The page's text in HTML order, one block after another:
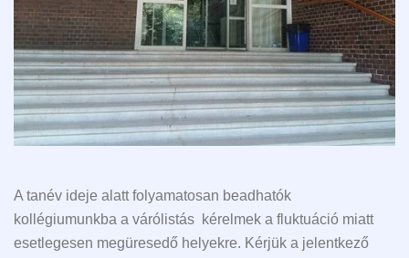
A tanév ideje alatt folyamatosan beadhatók
kollégiumunkba a várólistás kérelmek a fluktuáció miatt
esetlegesen megüresedő helyekre. Kérjük a jelentkező